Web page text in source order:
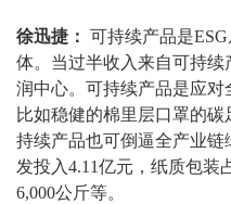
徐迅捷： 可持续产品是
体。当过半收入来自可持续
润中心。可持续产品是应对
比如稳健的棉里层口罩的
持续产品也可倒逼全产业链
发投入4.11亿元，纸质包装
6,000公斤等。